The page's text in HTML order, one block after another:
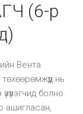
(6-р
Вента
нь
болно.
ашигласан,